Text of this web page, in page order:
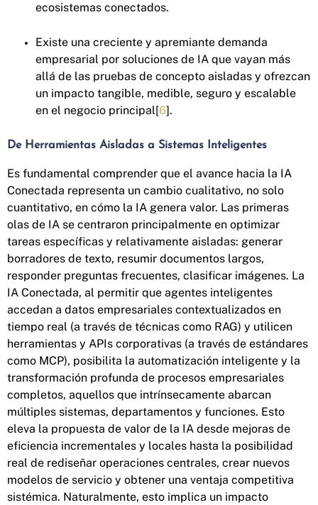
ecosistemas conectados.
Existe una creciente y apremiante demanda
empresarial por soluciones de IA que vayan más
allá de las pruebas de concepto aisladas y ofrezcan
un impacto tangible, medible, seguro y escalable
en el negocio principal[6].
De Herramientas Aisladas a Sistemas Inteligentes
Es fundamental comprender que el avance hacia la IA
Conectada representa un cambio cualitativo, no solo
cuantitativo, en cómo la IA genera valor. Las primeras
olas de IA se centraron principalmente en optimizar
tareas específicas y relativamente aisladas: generar
borradores de texto, resumir documentos largos,
responder preguntas frecuentes, clasificar imágenes. La
IA Conectada, al permitir que agentes inteligentes
accedan a datos empresariales contextualizados en
tiempo real (a través de técnicas como RAG) y utilicen
herramientas y APIs corporativas (a través de estándares
como MCP), posibilita la automatización inteligente y la
transformación profunda de procesos empresariales
completos, aquellos que intrínsecamente abarcan
múltiples sistemas, departamentos y funciones. Esto
eleva la propuesta de valor de la IA desde mejoras de
eficiencia incrementales y locales hasta la posibilidad
real de rediseñar operaciones centrales, crear nuevos
modelos de servicio y obtener una ventaja competitiva
sistémica. Naturalmente, esto implica un impacto